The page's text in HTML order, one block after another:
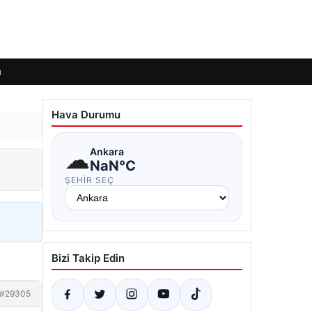
#29305
Hava Durumu
☁Ankara
NaN°C
ŞEHIR SEÇ
Bizi Takip Edin